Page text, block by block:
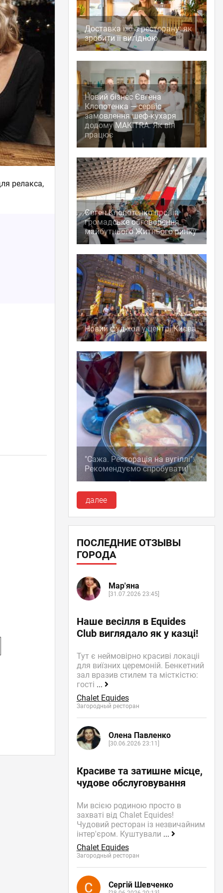
релакса,
Доставка їжі з ресторану: як
зробити її вигідною
Новий бізнес Євгена
Клопотенка — сервіс
замовлення шеф-кухаря
додому MAKITRA. Як він
працює
Євген Клопотенко провів
громадське обговорення
майбутнього Житнього ринку
Новий фуд-хол у центрі Києва
"Сажа. Ресторація на вугіллі":
Рекомендуємо спробувати!
далее
ПОСЛЕДНИЕ ОТЗЫВЫ
ГОРОДА
Мар'яна
[31.07.2026 23:45]
Наше весілля в Equides
Club виглядало як у казці!
Тут є неймовірно красиві локаціі
для виїзних церемоній. Бенкетний
зал вразив стилем та місткістю:
гості ...
Chalet Equides
Загородный ресторан
Олена Павленко
[30.06.2026 23:11]
Красиве та затишне місце,
чудове обслуговування
Ми всією родиною просто в
захваті від Chalet Equides!
Чудовий ресторан із незвичайним
інтер'єром. Куштували ...
Chalet Equides
Загородный ресторан
Сергій Шевченко